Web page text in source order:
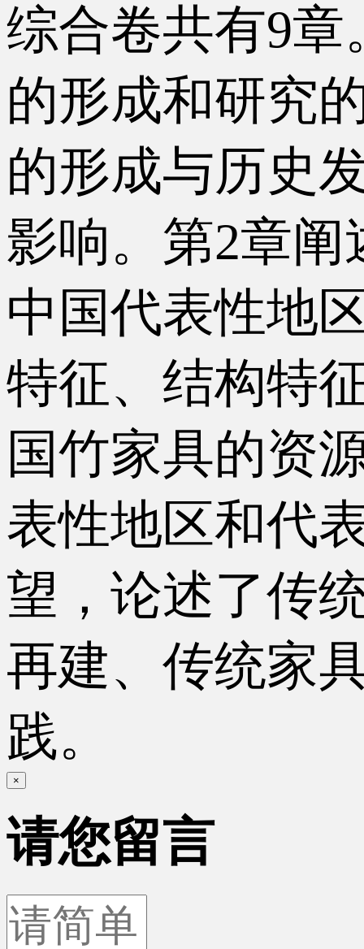
综合卷共有9
的形成和研究
的形成与历史
影响。第2章
中国代表性地
特征、结构特
国竹家具的资
表性地区和代
望，论述了传
再建、传统家
践。
×
请您留言